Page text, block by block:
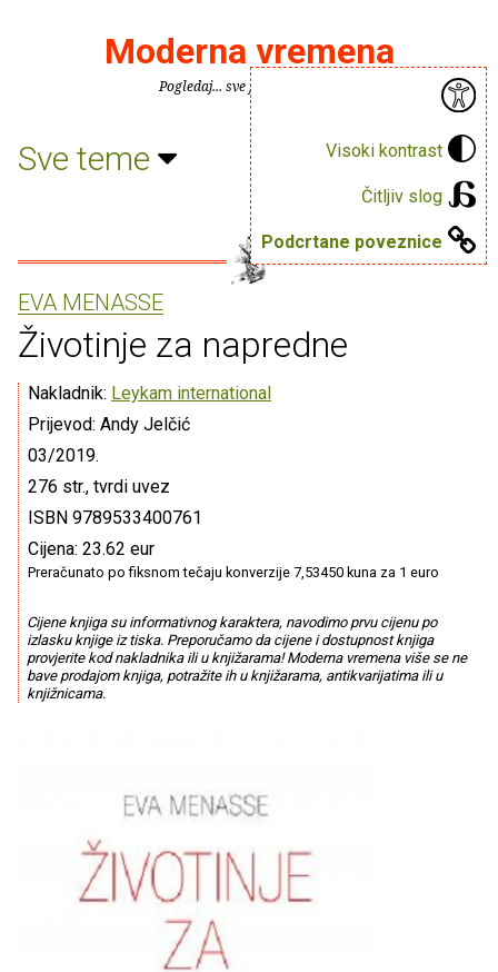
Visoki kontrast
Čitljiv slog
Podcrtane poveznice
Moderna vremena
Pogledaj... sve je puno knjiga.
Sve teme
EVA MENASSE
Životinje za napredne
Nakladnik: Leykam international
Prijevod: Andy Jelčić
03/2019.
276 str., tvrdi uvez
ISBN 9789533400761
Cijena: 23.62 eur
Preračunato po fiksnom tečaju konverzije 7,53450 kuna za 1 euro
Cijene knjiga su informativnog karaktera, navodimo prvu cijenu po
izlasku knjige iz tiska. Preporučamo da cijene i dostupnost knjiga
provjerite kod nakladnika ili u knjižarama! Moderna vremena više se ne
bave prodajom knjiga, potražite ih u knjižarama, antikvarijatima ili u
knjižnicama.